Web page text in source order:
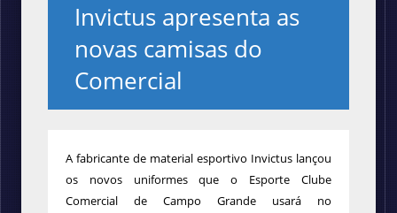
Invictus apresenta as
novas camisas do
Comercial
A fabricante de material esportivo Invictus lançou
os novos uniformes que o Esporte Clube
Comercial de Campo Grande usará no